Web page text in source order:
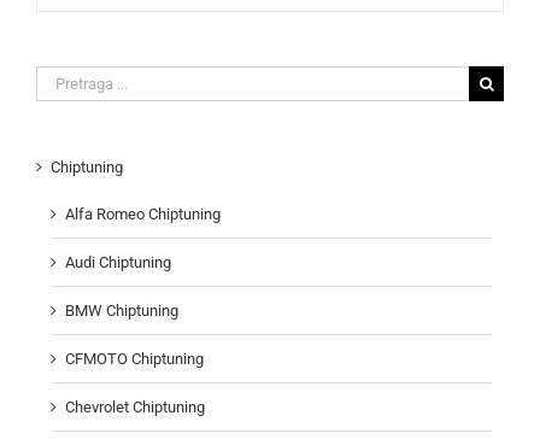
Search
for:
Chiptuning
Alfa Romeo Chiptuning
Audi Chiptuning
BMW Chiptuning
CFMOTO Chiptuning
Chevrolet Chiptuning